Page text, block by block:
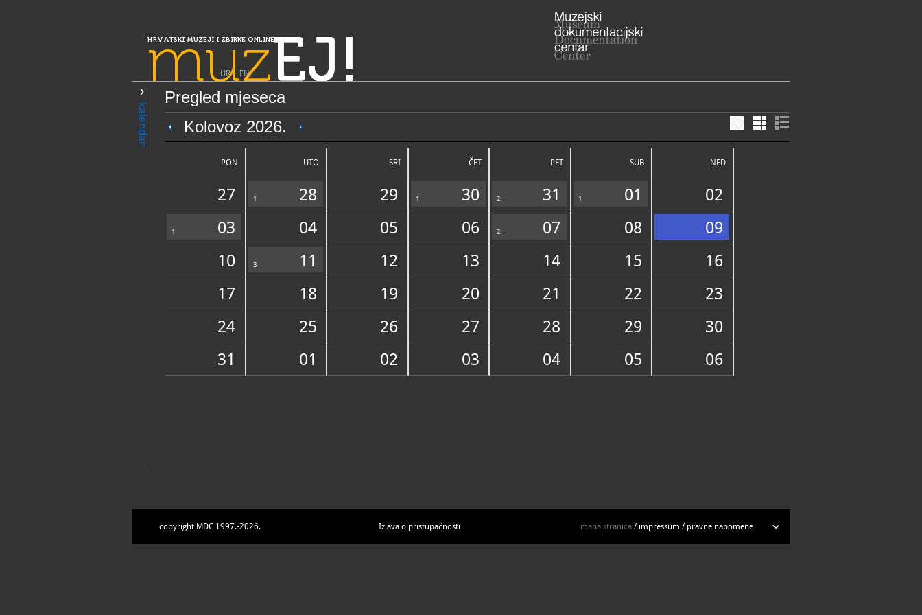
HRVATSKI MUZEJI I ZBIRKE ONLINE
muzEJ!
HR| EN
kalendar
Pregled mjeseca
Kolovoz 2026.
PON UTO SRI ČET PET SUB NED
27 1 28 29 1 30 2 31 1 01 02
1 03 04 05 06 2 07 08
09
10
3 11 12 13 14 15
16
17
18 19 20 21 22
23
24
25 26 27 28 29
30
31
01 02 03 04 05 06
PRETRAŽIVANJE
Slavonija, Baranja i Srijem
Zavičajni muzej "Baranyai Julia"
M. Tita 197, 31307 Zmajevac
Osječko-baranjska županija
izvan radnog vremena zvati na 099/699-
1022
Vinogradi), 099/699-1022
opcina@knezevi-vinogradi.hr,
W
http://knezevi-vinogradi.hr/turisticki-
OPĆI PODACI
STRUČNI DJELATNICI STRUČNE SLUŽBE I USLUGE
Zbirke U katalogu muzejskih predmeta
copyright MDC 1997.-2026. Izjava o pristupačnosti mapa stranica / impressum / pravne napomene